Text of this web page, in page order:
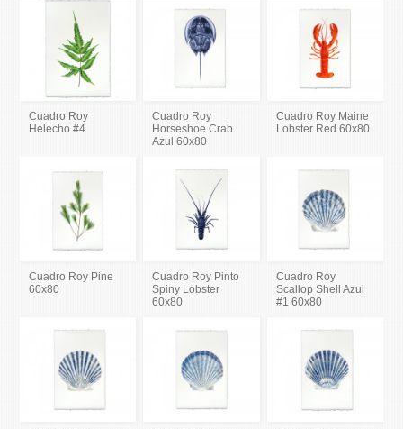
Cuadro Roy
Helecho #4
Cuadro Roy
Horseshoe Crab
Azul 60x80
Cuadro Roy Maine
Lobster Red 60x80
Cuadro Roy Pine
60x80
Cuadro Roy Pinto
Spiny Lobster
60x80
Cuadro Roy
Scallop Shell Azul
#1 60x80